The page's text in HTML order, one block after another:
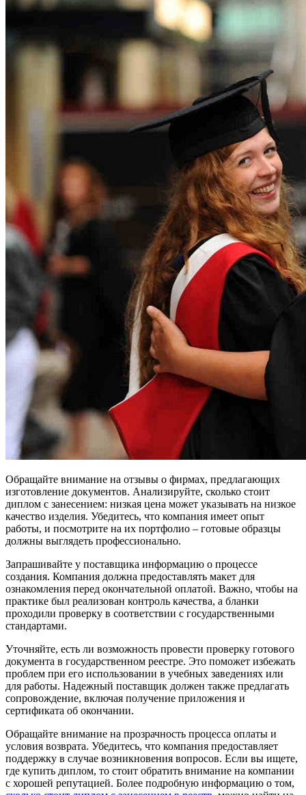
Обращайте внимание на отзывы о фирмах, предлагающих
изготовление документов. Анализируйте, сколько стоит
диплом с занесением: низкая цена может указывать на низкое
качество изделия. Убедитесь, что компания имеет опыт
работы, и посмотрите на их портфолио – готовые образцы
должны выглядеть профессионально.
Запрашивайте у поставщика информацию о процессе
создания. Компания должна предоставлять макет для
ознакомления перед окончательной оплатой. Важно, чтобы на
практике был реализован контроль качества, а бланки
проходили проверку в соответствии с государственными
стандартами.
Уточняйте, есть ли возможность провести проверку готового
документа в государственном реестре. Это поможет избежать
проблем при его использовании в учебных заведениях или
для работы. Надежный поставщик должен также предлагать
сопровождение, включая получение приложения и
сертификата об окончании.
Обращайте внимание на прозрачность процесса оплаты и
условия возврата. Убедитесь, что компания предоставляет
поддержку в случае возникновения вопросов. Если вы ищете,
где купить диплом, то стоит обратить внимание на компании
с хорошей репутацией. Более подробную информацию о том,